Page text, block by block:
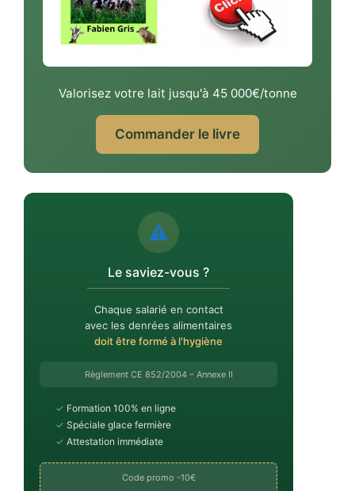
Valorisez votre lait jusqu'à 45 000€/tonne
Commander le livre
⚠️
Le saviez-vous ?
Chaque salarié en contact
avec les denrées alimentaires
doit être formé à l'hygiène
Règlement CE 852/2004 – Annexe II
✓ Formation 100% en ligne
✓ Spéciale glace fermière
✓ Attestation immédiate
Code promo -10€